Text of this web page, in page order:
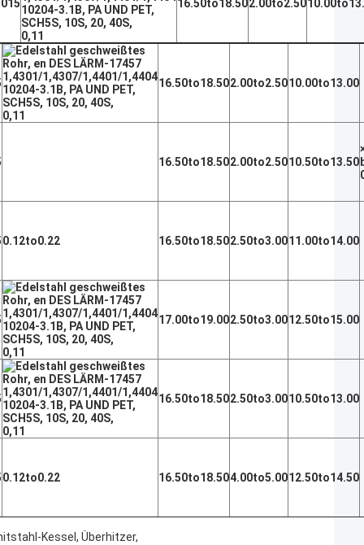
0,11
16.50to18.502.00to2.50
0,11
16.50to18.502.00to2.5010.00to13.00
16.50to18.502.00to2.5010.50to13.50
0.12to0.22 16.50to18.502.50to3.0011.00to14.00
0,11
17.00to19.002.50to3.0012.50to15.00
0,11
16.50to18.502.50to3.0010.50to13.00
0.12to0.22 16.50to18.504.00to5.0012.50to14.50
Kessel, Überhitzer,